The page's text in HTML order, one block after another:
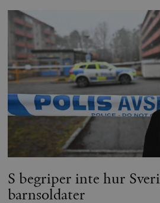
S begriper inte hur
barnsoldater